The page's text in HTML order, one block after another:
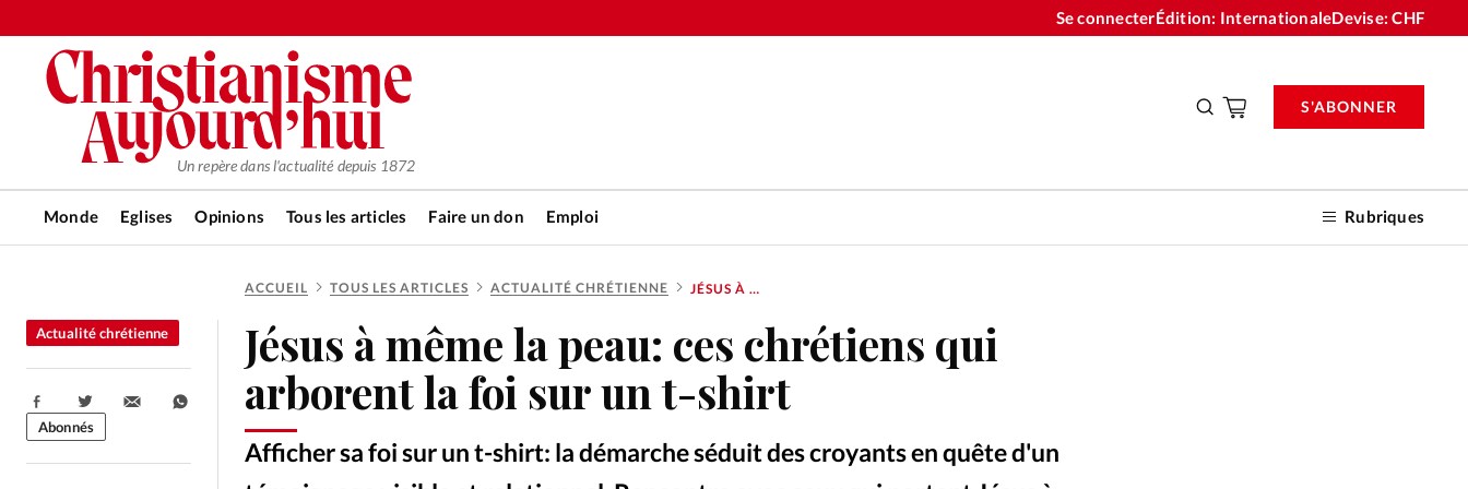
Se connecterÉdition: InternationaleDevise:CHF
Un repère dans l'actualité depuis 1872
Monde Eglises Opinions Tous les articles Faire un don Emploi Rubriques
S'ABONNER
RUBRIQUES
Tous les articles
Actualité chrétienne
Actualité internationale
Les abonnements
ACCUEIL TOUS LES ARTICLES ACTUALITÉ CHRÉTIENNE JÉSUS À MÊME LA PEAU: CES CHRÉTIENS QUI ARBORENT LA FOI SUR UN T-SHIRT
Jésus à même la peau: ces chrétiens qui
arborent la foi sur un t-shirt
Afficher sa foi sur un t-shirt: la démarche séduit des croyants en quête d'un
Actualité chrétienne
Partager:
Abonnés